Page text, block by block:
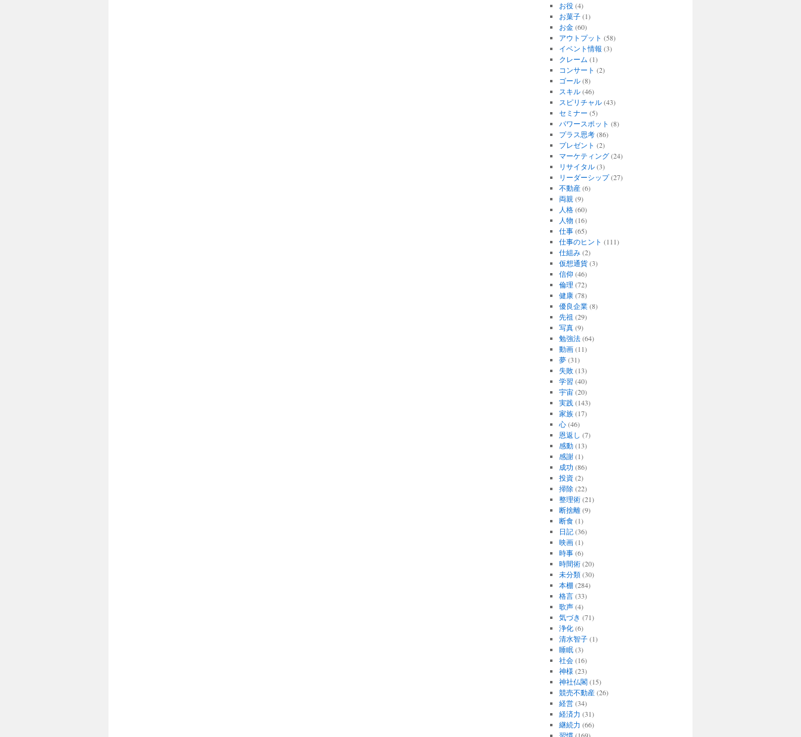
お役(4)
お菓子(1)
お金(60)
アウトプット (58)
イベント情報 (3)
クレーム (1)
コンサート (2)
ゴール(8)
スキル(46)
スピリチャル(43)
セミナー (5)
パワースポット (8)
プラス思考(86)
プレゼント (2)
マーケティング(24)
リサイタル(3)
リーダーシップ(27)
不動産(6)
両親 (9)
人格(60)
人物 (16)
仕事(65)
仕事のヒント (111)
仕組み(2)
仮想通貨(3)
信仰 (46)
倫理 (72)
健康(78)
優良企業(8)
先祖 (29)
写真(9)
勉強法(64)
動画(11)
夢(31)
失敗(13)
学習 (40)
宇宙(20)
実践 (143)
家族(17)
心(46)
恩返し (7)
感動(13)
感謝(1)
成功 (86)
投資(2)
掃除(22)
整理術(21)
断捨離(9)
断食(1)
日記(36)
映画(1)
時事(6)
時間術(20)
未分類(30)
本棚(284)
格言(33)
歌声(4)
気づき (71)
浄化(6)
清水智子(1)
睡眠(3)
社会(16)
神様(23)
神社仏閣(15)
競売不動産(26)
経営(34)
経済力 (31)
継続力 (66)